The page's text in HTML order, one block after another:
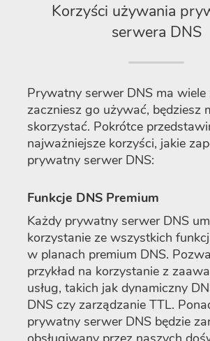
Korzyści używania
serwera DNS
Prywatny serwer DNS ma wiele
zaczniesz go używać, będziesz
skorzystać. Pokrótce
najważniejsze korzyści, jakie
prywatny serwer DNS:
Funkcje DNS Premium
Każdy prywatny serwer DNS
korzystanie ze wszystkich
w planach premium DNS.
przykład na korzystanie z
usług, takich jak dynamiczny
DNS czy zarządzanie TTL.
prywatny serwer DNS będzie